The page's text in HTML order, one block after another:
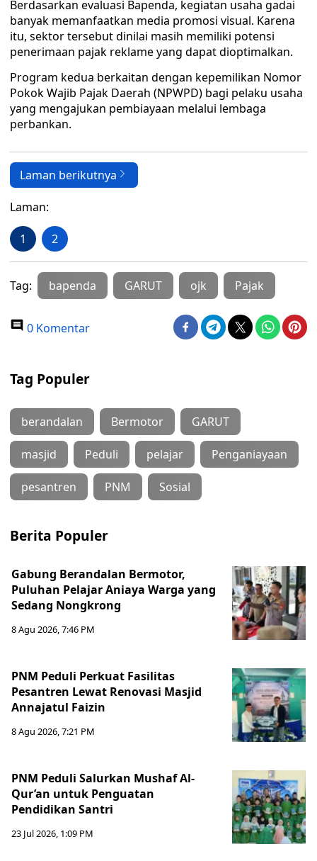
Berdasarkan evaluasi Bapenda, kegiatan usaha gadai
banyak memanfaatkan media promosi visual. Karena
itu, sektor tersebut dinilai masih memiliki potensi
penerimaan pajak reklame yang dapat dioptimalkan.
Program kedua berkaitan dengan kepemilikan Nomor
Pokok Wajib Pajak Daerah (NPWPD) bagi pelaku usaha
yang mengajukan pembiayaan melalui lembaga
perbankan.
Laman berikutnya
Laman:
1 2
Tag: bapenda GARUT ojk Pajak
0 Komentar
Tag Populer
berandalan Bermotor GARUT
masjid Peduli pelajar Penganiayaan
pesantren PNM Sosial
Berita Populer
Gabung Berandalan Bermotor,
Puluhan Pelajar Aniaya Warga yang
Sedang Nongkrong
8 Agu 2026, 7:46 PM
PNM Peduli Perkuat Fasilitas
Pesantren Lewat Renovasi Masjid
Annajatul Faizin
8 Agu 2026, 7:21 PM
PNM Peduli Salurkan Mushaf Al-
Qur’an untuk Penguatan
Pendidikan Santri
23 Jul 2026, 1:09 PM